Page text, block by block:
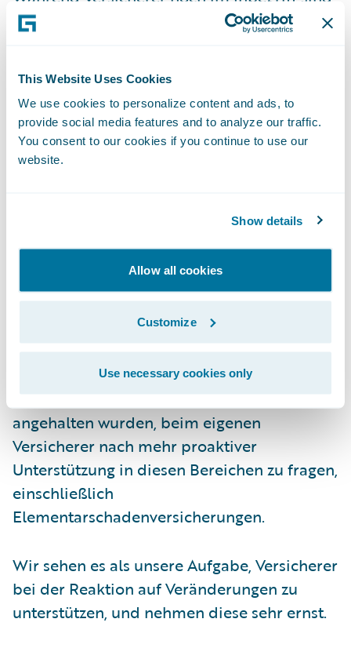
This Website Uses Cookies
We use cookies to personalize content and ads, to
provide social media features and to analyze our traffic.
You consent to our cookies if you continue to use our
website.
Show details
Allow all cookies
Customize
Use necessary cookies only
mit generativer KI und neuen
unter Verbrauchern hierzu bereits ein
Stimmungsbild erkennen: Beinahe 4 von 10
(37 %) Befragten sagen, sie wären damit
zufrieden, wenn Versicherer KI nutzen, um
zu vereinfachen (33 %) – auch wenn
Bedenken im Hinblick auf Datenschutz und
Regulatorik fortbestehen.
Es zeigte sich auch, dass
Versicherungsnehmer durch die Angst vor
Naturkatastrophen wie
Überschwemmungen stärker dazu
angehalten wurden, beim eigenen
Versicherer nach mehr proaktiver
Unterstützung in diesen Bereichen zu fragen,
einschließlich
Elementarschadenversicherungen.
Wir sehen es als unsere Aufgabe, Versicherer
bei der Reaktion auf Veränderungen zu
unterstützen, und nehmen diese sehr ernst.